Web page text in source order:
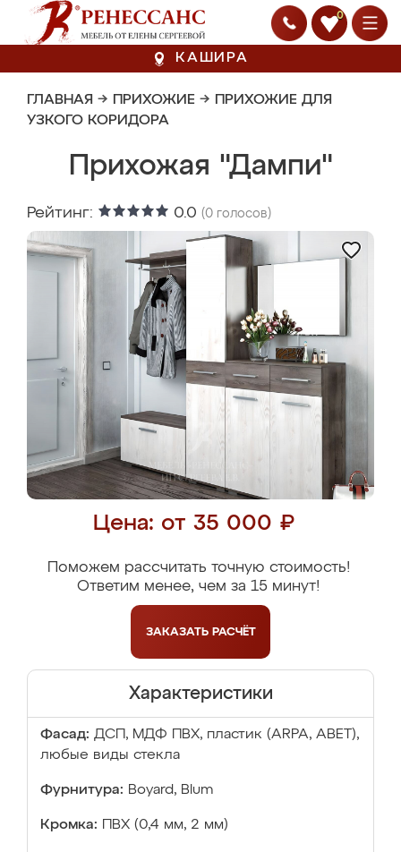
0
КАШИРА
ГЛАВНАЯ → ПРИХОЖИЕ → ПРИХОЖИЕ ДЛЯ
УЗКОГО КОРИДОРА
Прихожая "Дампи"
Рейтинг: 0.0 (0 голосов)
Цена: от 35 000 ₽
Поможем рассчитать точную стоимость!
Ответим менее, чем за 15 минут!
ЗАКАЗАТЬ РАСЧЁТ
Характеристики
Фасад: ДСП, МДФ ПВХ, пластик (ARPA, ABET),
любые виды стекла
Фурнитура: Boyard, Blum
Кромка: ПВХ (0,4 мм, 2 мм)